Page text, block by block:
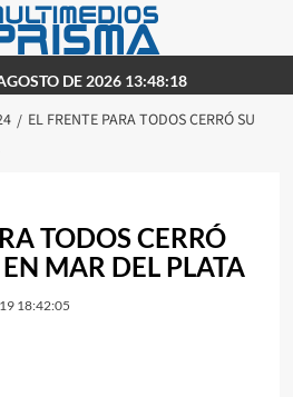
DE 2026 13:48:18
EL FRENTE PARA TODOS CERRÓ SU
TODOS CERRÓ
MAR DEL PLATA
18:42:05